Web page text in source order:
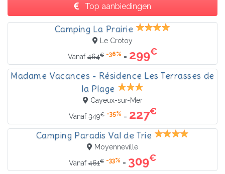
Top aanbiedingen
Camping La Prairie
Le Crotoy
Vanaf464€ -36% = 299€
Madame Vacances - Résidence Les Terrasses de
la Plage
Cayeux-sur-Mer
Vanaf349€ -35% = 227€
Camping Paradis Val de Trie
Moyenneville
Vanaf461€ -33% = 309€